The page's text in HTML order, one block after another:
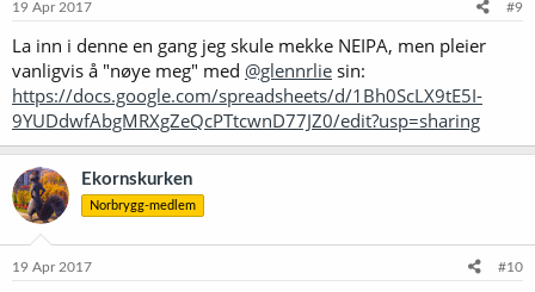
19 Apr 2017 #9
La inn i denne en gang jeg skule mekke NEIPA, men pleier
vanligvis å "nøye meg" med @glennrlie sin:
https://docs.google.com/spreadsheets/d/1Bh0ScLX9tE5I-
9YUDdwfAbgMRXgZeQcPTtcwnD77JZ0/edit?usp=sharing
Ekornskurken
Norbrygg-medlem
19 Apr 2017 #10